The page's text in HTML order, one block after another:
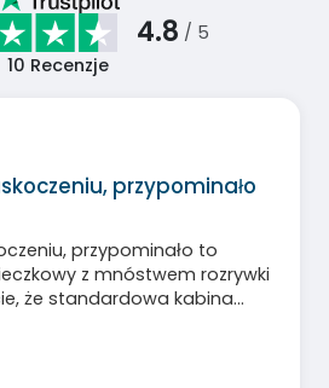
4.8 / 5
10 Recenzje
przypominało
przypominało to
z mnóstwem rozrywki
że standardowa kabina